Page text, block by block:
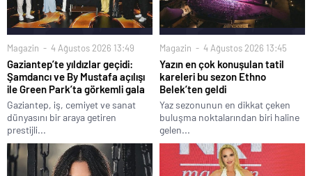
Magazin 4 Ağustos 2026 13:49
Gaziantep’te yıldızlar geçidi:
Şamdancı ve By Mustafa açılışı
ile Green Park’ta görkemli gala
Gaziantep, iş, cemiyet ve sanat
dünyasını bir araya getiren
prestijli...
Magazin 4 Ağustos 2026 13:45
Yazın en çok konuşulan tatil
kareleri bu sezon Ethno
Belek’ten geldi
Yaz sezonunun en dikkat çeken
buluşma noktalarından biri haline
gelen...